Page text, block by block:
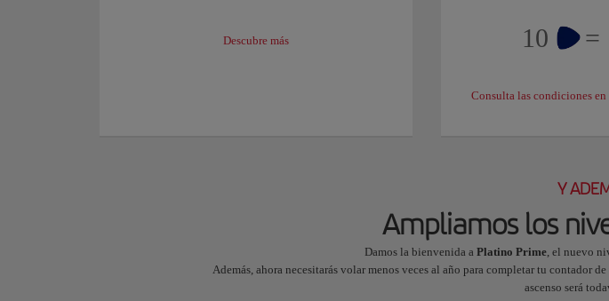
Descubre más 10 =
Consulta las condiciones en
Y
Ampliamos los
Damos la bienvenida a Platino Prime, el nuevo
Además, ahora necesitarás volar menos veces al año para completar tu contador
ascenso será